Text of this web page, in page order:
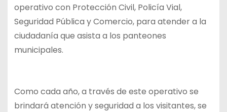
operativo con Protección Civil, Policía Vial,
Seguridad Pública y Comercio, para atender a la
ciudadanía que asista a los panteones
municipales.
Como cada año, a través de este operativo se
brindará atención y seguridad a los visitantes, se